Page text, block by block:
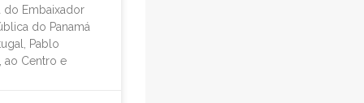
do Embaixador
do Panamá
Pablo
ao Centro e